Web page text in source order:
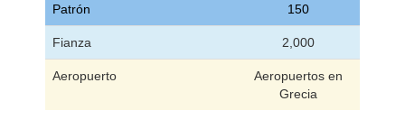
Patrón 150
Fianza 2,000
Aeropuerto
Aeropuertos en
Grecia